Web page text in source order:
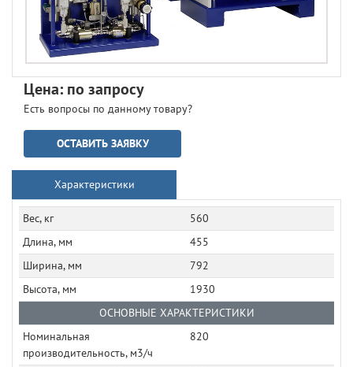
Цена: по запросу
Есть вопросы по данному товару?
ОСТАВИТЬ ЗАЯВКУ
Характеристики
Вес, кг
560
Длина, мм
455
Ширина, мм
792
Высота, мм
1930
ОСНОВНЫЕ ХАРАКТЕРИСТИКИ
Номинальная
производительность, м3/ч
820